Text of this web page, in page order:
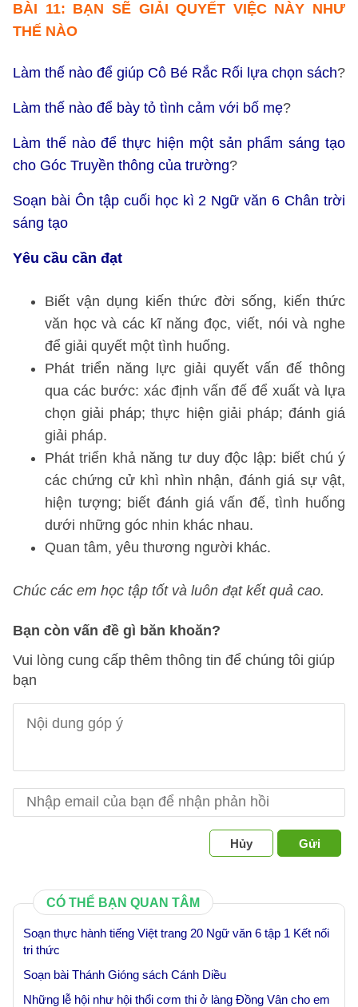
BÀI 11: BẠN SẼ GIẢI QUYẾT VIỆC NÀY NHƯ
THẾ NÀO
Làm thế nào để giúp Cô Bé Rắc Rối lựa chọn sách?
Làm thế nào để bày tỏ tình cảm với bố mẹ?
Làm thế nào để thực hiện một sản phẩm sáng tạo
cho Góc Truyền thông của trường?
Soạn bài Ôn tập cuối học kì 2 Ngữ văn 6 Chân trời
sáng tạo
Yêu cầu cần đạt
Biết vận dụng kiến thức đời sống, kiến thức
văn học và các kĩ năng đọc, viết, nói và nghe
để giải quyết một tình huống.
Phát triển năng lực giải quyết vấn đế thông
qua các bước: xác định vấn đế để xuất và lựa
chọn giải pháp; thực hiện giải pháp; đánh giá
giải pháp.
Phát triển khả năng tư duy độc lập: biết chú ý
các chứng cử khì nhìn nhận, đánh giá sự vật,
hiện tượng; biết đánh giá vấn đế, tình huống
dưới những góc nhin khác nhau.
Quan tâm, yêu thương người khác.
Chúc các em học tập tốt và luôn đạt kết quả cao.
Bạn còn vấn đề gì băn khoăn?
Vui lòng cung cấp thêm thông tin để chúng tôi giúp
bạn
Hủy Gửi
CÓ THỂ BẠN QUAN TÂM
Soạn thực hành tiếng Việt trang 20 Ngữ văn 6 tập 1 Kết nối
tri thức
Soạn bài Thánh Gióng sách Cánh Diều
Những lễ hội như hội thổi cơm thi ở làng Đồng Vân cho em